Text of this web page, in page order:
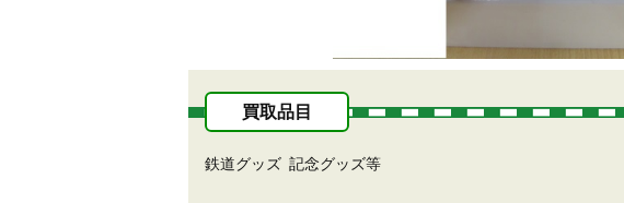
買取品目
鉄道グッズ 記念グッズ等